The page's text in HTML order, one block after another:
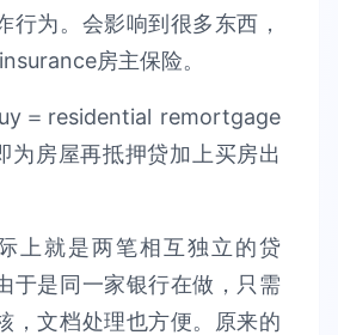
行为。会影响到很多东西，
房主保险。
＝residential remortgage
为房屋再抵押贷加上买房出
上就是两笔相互独立的贷
于是同一家银行在做，只需
，文档处理也方便。原来的